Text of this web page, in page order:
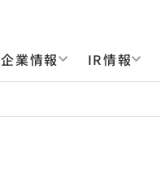
企業情報 IR情報